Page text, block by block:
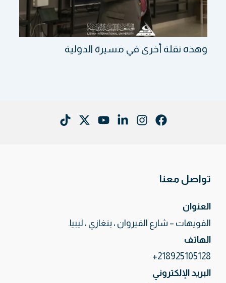
وهذه نقلة أخرى في مسيرة الدولية
تواصل معنا
العنوان
الفويهات – شارع القيروان ، بنغازي ، ليبيا.
الهاتف
218925105128+
البريد الإلكتروني